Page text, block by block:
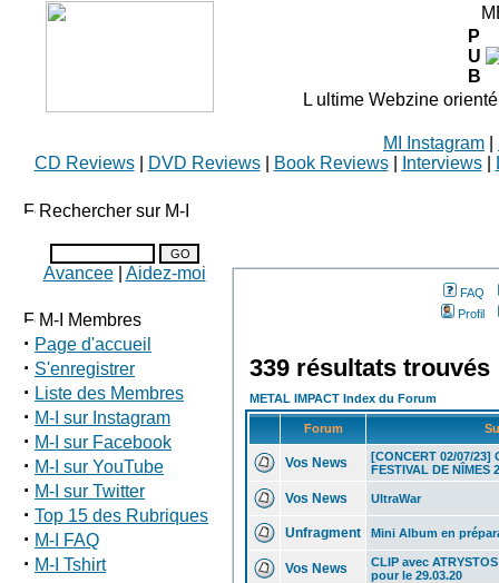
P
U
B
L ultime Webzine
MI Instagram
CD Reviews| DVD Reviews| Book Reviews| Interviews|
Rechercher sur M-I
Avancee| Aidez-moi
M-I Membres
· Page d'accueil
· S'enregistrer
· Liste des Membres
· M-I sur Instagram
· M-I sur Facebook
· M-I sur YouTube
· M-I sur Twitter
· Top 15 des Rubriques
· M-I FAQ
· M-I Tshirt
FAQ
Profil
339 résultats trouvés
METAL IMPACT Index du Forum
Forum
Vos News
[CONCERT 02/07/23]
FESTIVAL DE NÎMES
Vos News UltraWar
Unfragment Mini Album en
Vos News
CLIP avec
pour le 29.03.20